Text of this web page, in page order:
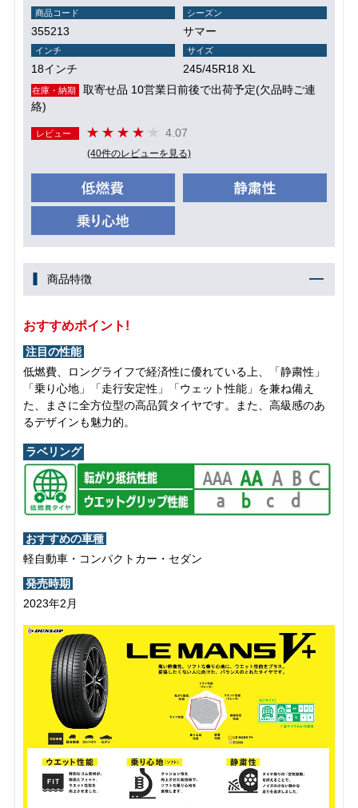
商品コード
355213
シーズン
サマー
インチ
18インチ
サイズ
245/45R18 XL
在庫・納期
取寄せ品 10営業日前後で出荷予定(欠品時ご連
絡)
レビュー 4.07
(40件のレビューを見る)
商品特徴
おすすめポイント!
注目の性能
低燃費、ロングライフで経済性に優れている上、「静粛性」
「乗り心地」「走行安定性」「ウェット性能」を兼ね備え
た、まさに全方位型の高品質タイヤです。また、高級感のあ
るデザインも魅力的。
ラベリング
おすすめの車種
軽自動車・コンパクトカー・セダン
発売時期
2023年2月